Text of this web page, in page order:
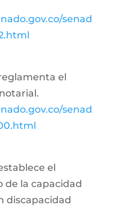
senad
el
senad
el
de la capacidad
discapacidad